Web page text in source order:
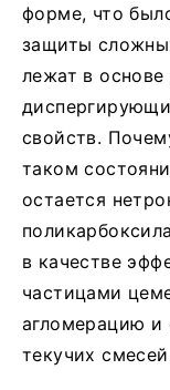
форме, что
защиты
лежат в
свойств.
таком
остается
в качестве
частицами
агломерацию и
текучих